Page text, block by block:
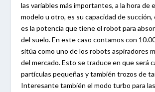
las variables más importantes, a la hora de
modelo u otro, es su capacidad de succión,
es la potencia que tiene el robot para
del suelo.En este caso contamos con
sitúa como uno de los robots aspiradores
del mercado.Esto se traduce en que será
partículas pequeñas y también trozos de
Interesante también el modo turbo para